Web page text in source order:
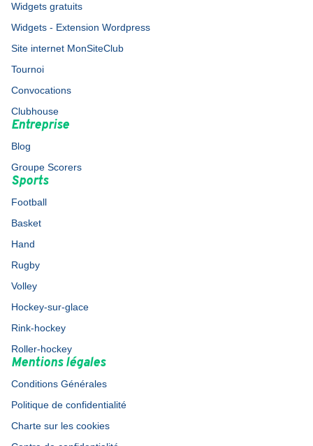
Widgets gratuits
Widgets - Extension Wordpress
Site internet MonSiteClub
Tournoi
Convocations
Clubhouse
Entreprise
Blog
Groupe Scorers
Sports
Football
Basket
Hand
Rugby
Volley
Hockey-sur-glace
Rink-hockey
Roller-hockey
Mentions légales
Conditions Générales
Politique de confidentialité
Charte sur les cookies